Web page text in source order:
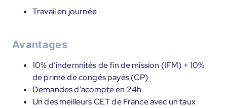
Travail en journée
Avantages
10% d’indemnités de fin de mission (IFM) + 10%
de prime de congés payés (CP)
Demandes d’acompte en 24h
Un des meilleurs CET de France avec un taux